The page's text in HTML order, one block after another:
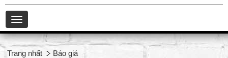
Toggle
navigation
Trang nhất Báo giá